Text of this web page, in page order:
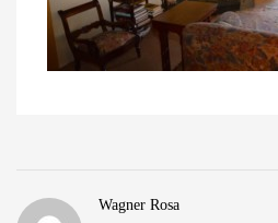
Wagner Rosa